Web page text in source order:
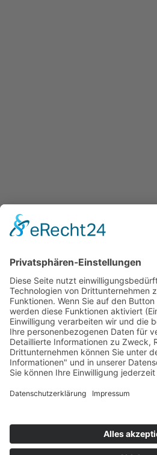
DATENSCHUTZAGB
KONTAKT
EINSTELLUNGEN